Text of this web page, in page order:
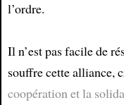
l’ordre.
Il n’est pas facile de
souffre cette alliance,
coopération et la